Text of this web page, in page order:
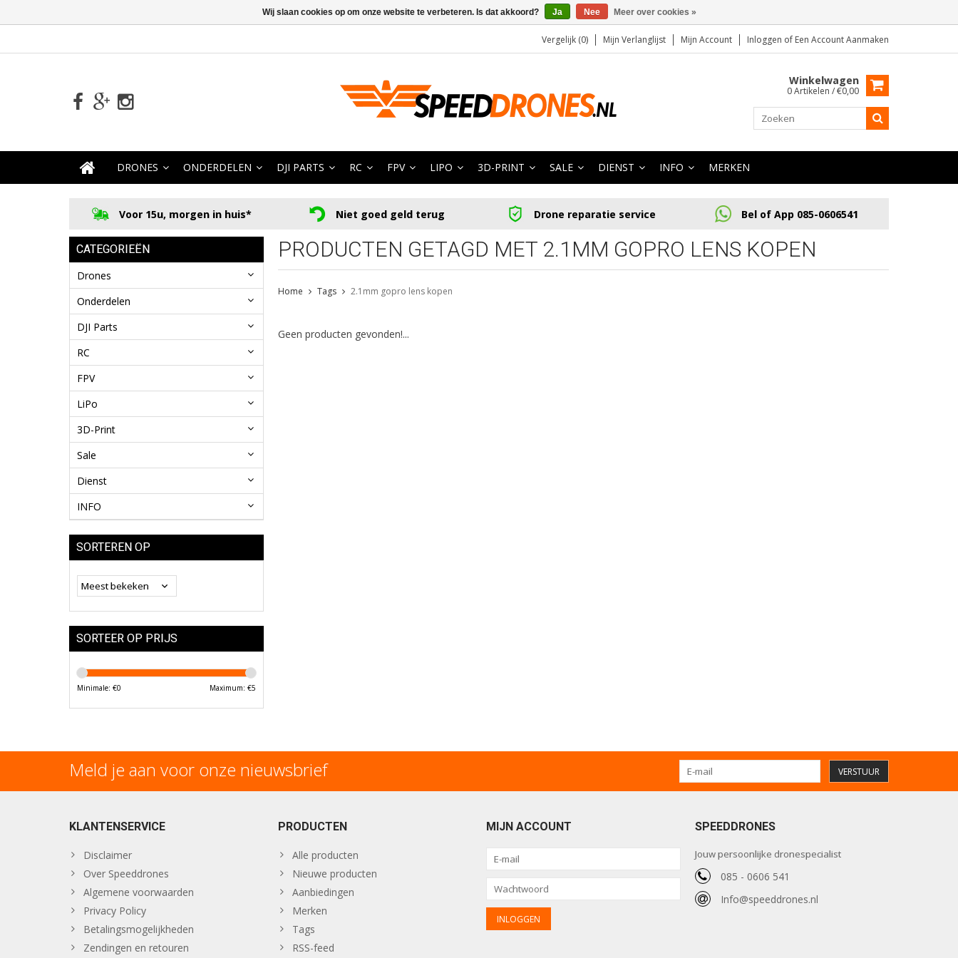
Vergelijk (0) Mijn Verlanglijst Mijn Account Inloggen of Een Account Aanmaken
Winkelwagen
0 Artikelen / €0,00
DRONES ONDERDELEN DJI PARTS RC FPV LIPO 3D-PRINT SALE DIENST INFO MERKEN
Voor 15u, morgen in huis* Niet goed geld terug Drone reparatie service Bel of App 085-0606541
CATEGORIEËN
Drones
Onderdelen
DJI Parts
RC
FPV
LiPo
3D-Print
Sale
Dienst
INFO
SORTEREN OP
SORTEER OP PRIJS
Minimale: €0 Maximum: €5
PRODUCTEN GETAGD MET 2.1MM GOPRO LENS KOPEN
Home Tags 2.1mm gopro lens kopen
Geen producten gevonden!...
Meld je aan voor onze nieuwsbrief VERSTUUR
KLANTENSERVICE
Disclaimer
Over Speeddrones
Algemene voorwaarden
Privacy Policy
Betalingsmogelijkheden
Zendingen en retouren
PRODUCTEN
Alle producten
Nieuwe producten
Aanbiedingen
Merken
Tags
RSS-feed
MIJN ACCOUNT SPEEDDRONES
Jouw persoonlijke dronespecialist
085 - 0606 541
Info@speeddrones.nl
Wij slaan cookies op om onze website te verbeteren. Is dat akkoord? Ja Nee Meer over cookies »